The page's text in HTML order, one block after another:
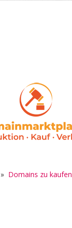
» Domains zu kaufen